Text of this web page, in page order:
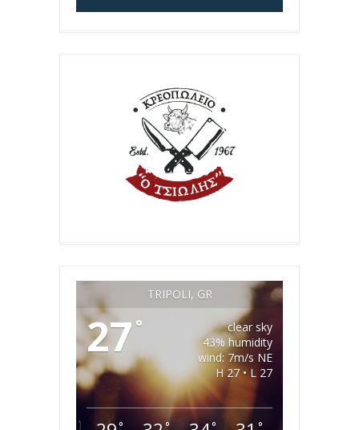
TRIPOLI, GR
27 °
clear sky
43% humidity
wind: 7m/s NE
H 27 • L 27
° ° ° °